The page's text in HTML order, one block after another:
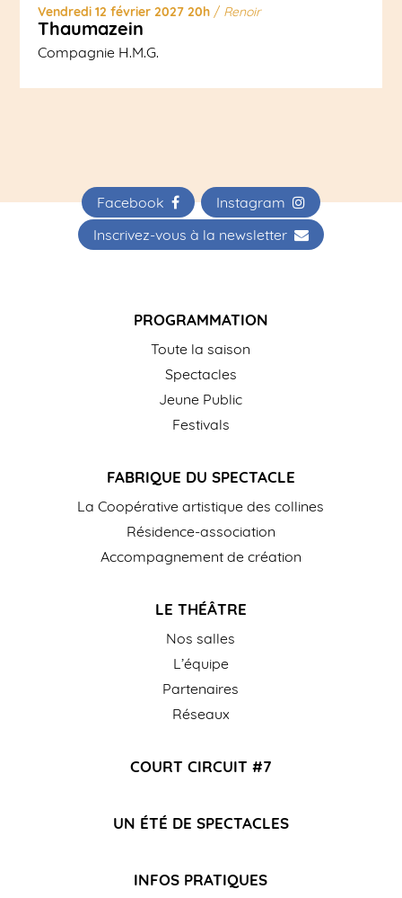
Vendredi 12 février 2027 20h/ Renoir
Thaumazein
Compagnie H.M.G.
Facebook
Instagram
Inscrivez-vous à la newsletter
PROGRAMMATION
Toute la saison
Spectacles
Jeune Public
Festivals
FABRIQUE DU SPECTACLE
La Coopérative artistique des collines
Résidence-association
Accompagnement de création
LE THÉÂTRE
Nos salles
L’équipe
Partenaires
Réseaux
COURT CIRCUIT #7
UN ÉTÉ DE SPECTACLES
INFOS PRATIQUES